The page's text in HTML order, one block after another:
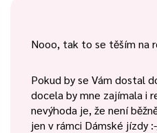
Nooo, tak to se těším na
Pokud by se Vám dostal
docela by mne zajímala i
nevýhoda je, že není
jen v rámci Dámské jízdy